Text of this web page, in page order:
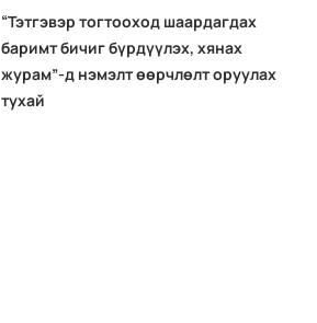
“Тэтгэвэр тогтооход шаардагдах
баримт бичиг бүрдүүлэх, хянах
журам”-д нэмэлт өөрчлөлт оруулах
тухай